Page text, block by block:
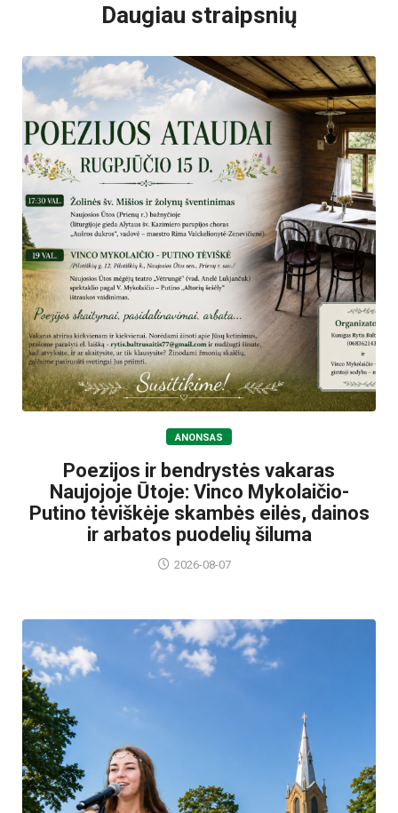
Daugiau straipsnių
ANONSAS
Poezijos ir bendrystės vakaras
Naujojoje Ūtoje: Vinco Mykolaičio-
Putino tėviškėje skambės eilės, dainos
ir arbatos puodelių šiluma
2026-08-07